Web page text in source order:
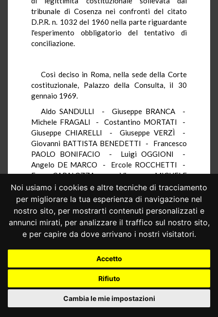
Noi usiamo i cookies e altre tecniche di tracciamento
per migliorare la tua esperienza di navigazione nel
nostro sito, per mostrarti contenuti personalizzati e
annunci mirati, per analizzare il traffico sul nostro sito,
e per capire da dove arrivano i nostri visitatori.
Accetto
Rifiuto
Cambia le mie impostazioni
tribunale di Cosenza nei confronti del citato
D.P.R. n. 1032 del 1960 nella parte riguardante
l'esperimento obbligatorio del tentativo di
conciliazione.
Così deciso in Roma, nella sede della Corte
costituzionale, Palazzo della Consulta, il 30
gennaio 1969.
Aldo SANDULLI - Giuseppe BRANCA -
Michele FRAGALI - Costantino MORTATI -
Giuseppe CHIARELLI - Giuseppe VERZÌ -
Giovanni BATTISTA BENEDETTI - Francesco
PAOLO BONIFACIO - Luigi OGGIONI -
Angelo DE MARCO - Ercole ROCCHETTI -
Enzo CAPALOZZA - Vincenzo MICHELE
TRIMARCHI - Vezio CRISAFULLI - Nicola
REALE
Depositata in cancelleria il 10 febbraio 1969.